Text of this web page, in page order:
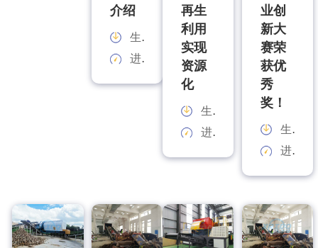
介绍
生产能力：
进料规格：
再生
利用
实现
资源
化
生产能力：
进料规格：
业创
新大
赛荣
获优
秀
奖！
生产能力：
进料规格：